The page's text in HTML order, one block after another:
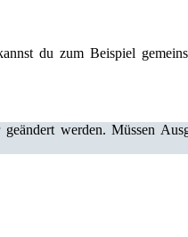
du zum Beispiel
werden. Müssen